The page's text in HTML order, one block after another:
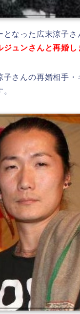
となった広末涼子
ジュンさんと再婚し
子さんの再婚相手・